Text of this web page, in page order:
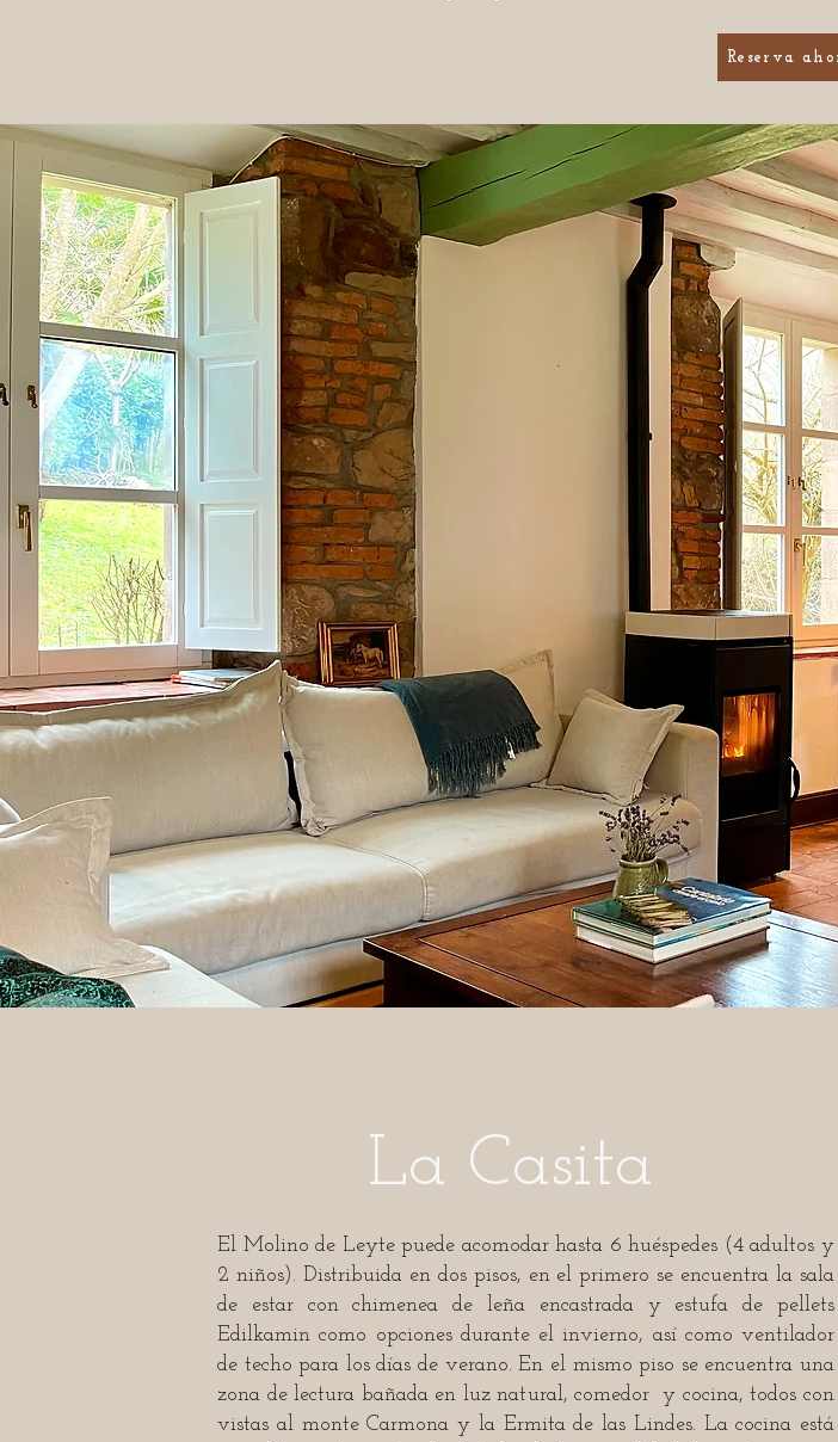
Reserva
La Casita
El Molino de Leyte puede acomodar hasta 6 huéspedes (4 adultos y
2 niños). Distribuida en dos pisos, en el primero se encuentra la sala
de estar con chimenea de leña encastrada y estufa de pellets
Edilkamin como opciones durante el invierno, así como ventilador
de techo para los días de verano. En el mismo piso se encuentra una
zona de lectura bañada en luz natural, comedor y cocina, todos con
vistas al monte Carmona y la Ermita de las Lindes. La cocina está